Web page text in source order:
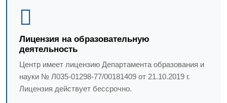
Лицензия на образовательную
деятельность
Центр имеет лицензию Департамента образования и
науки № Л035-01298-77/00181409 от 21.10.2019 г.
Лицензия действует бессрочно.